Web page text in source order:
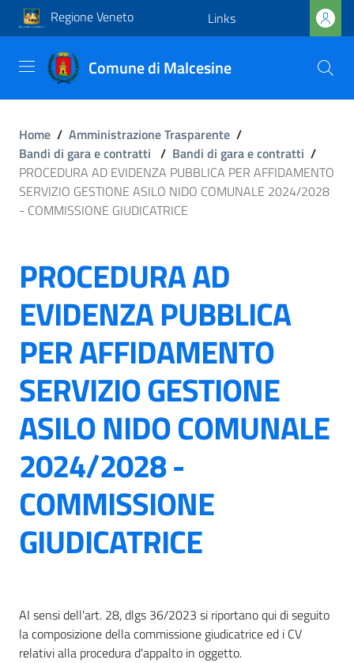
Regione Veneto Links
Comune di Malcesine
Home / Amministrazione Trasparente /
Bandi di gara e contratti / Bandi di gara e contratti /
PROCEDURA AD EVIDENZA PUBBLICA PER AFFIDAMENTO
SERVIZIO GESTIONE ASILO NIDO COMUNALE 2024/2028
- COMMISSIONE GIUDICATRICE
PROCEDURA AD
EVIDENZA PUBBLICA
PER AFFIDAMENTO
SERVIZIO GESTIONE
ASILO NIDO COMUNALE
2024/2028 -
COMMISSIONE
GIUDICATRICE
AI sensi dell'art. 28, dlgs 36/2023 si riportano qui di seguito
la composizione della commissione giudicatrice ed i CV
relativi alla procedura d'appalto in oggetto.